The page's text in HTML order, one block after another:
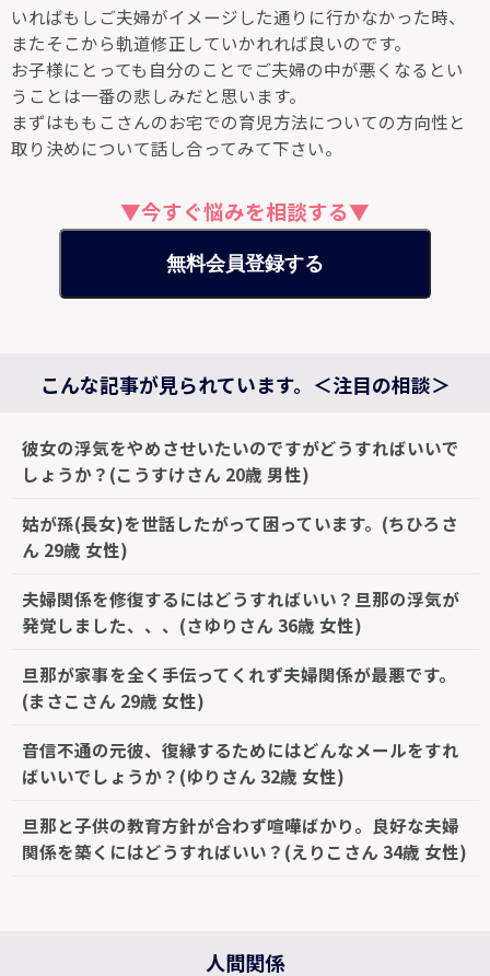
いればもしご夫婦がイメージした通りに行かなかった時、
またそこから軌道修正していかれれば良いのです。
お子様にとっても自分のことでご夫婦の中が悪くなるとい
うことは一番の悲しみだと思います。
まずはももこさんのお宅での育児方法についての方向性と
取り決めについて話し合ってみて下さい。
▼今すぐ悩みを相談する▼
無料会員登録する
こんな記事が見られています。＜注目の相談＞
彼女の浮気をやめさせいたいのですがどうすればいいで
しょうか？(こうすけさん 20歳 男性)
姑が孫(長女)を世話したがって困っています。(ちひろさ
ん 29歳 女性)
夫婦関係を修復するにはどうすればいい？旦那の浮気が
発覚しました、、、(さゆりさん 36歳 女性)
旦那が家事を全く手伝ってくれず夫婦関係が最悪です。
(まさこさん 29歳 女性)
音信不通の元彼、復縁するためにはどんなメールをすれ
ばいいでしょうか？(ゆりさん 32歳 女性)
旦那と子供の教育方針が合わず喧嘩ばかり。良好な夫婦
関係を築くにはどうすればいい？(えりこさん 34歳 女性)
人間関係